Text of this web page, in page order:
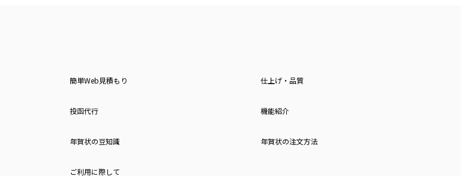
簡単Web見積もり 仕上げ・品質
投函代行 機能紹介
年賀状の豆知識 年賀状の注文方法
ご利用に際して